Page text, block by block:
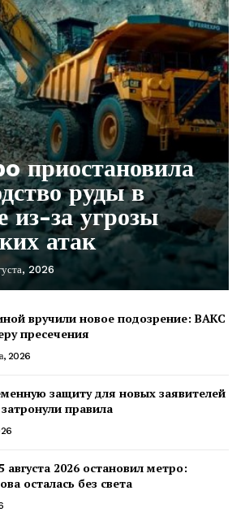
приостановила
руды в
из-за угрозы
атак
2026
вручили новое подозрение: ВАКС
пресечения
2026
защиту для новых заявителей
правила
августа 2026 остановил метро:
осталась без света